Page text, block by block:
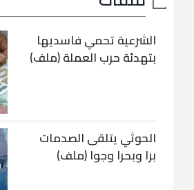
الشرعية تحمي فاسديها
بتهدئة حرب العملة (ملف)
الحوثي يتلقى الصدمات
برا وبحرا وجوا (ملف)